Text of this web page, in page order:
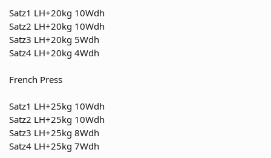
Satz1 LH+20kg 10Wdh
Satz2 LH+20kg 10Wdh
Satz3 LH+20kg 5Wdh
Satz4 LH+20kg 4Wdh
French Press
Satz1 LH+25kg 10Wdh
Satz2 LH+25kg 10Wdh
Satz3 LH+25kg 8Wdh
Satz4 LH+25kg 7Wdh